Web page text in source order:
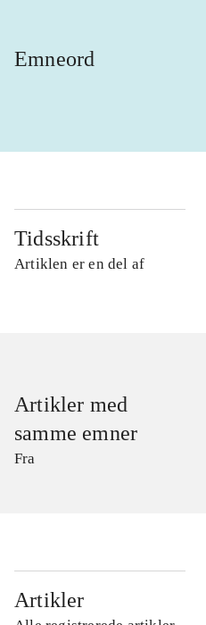
Emneord
Tidsskrift
Artiklen er en del af
Artikler med
samme emner
Fra
Artikler